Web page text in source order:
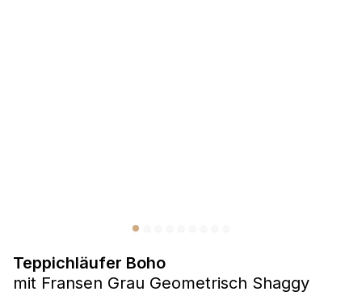
Teppichläufer Boho
mit Fransen Grau Geometrisch Shaggy
Marketing
Marketing-Cookies werden verwendet, um Benutzer über